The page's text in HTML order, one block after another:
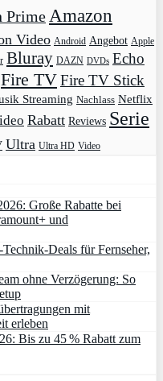
PrimeAmazon
Video Android Angebot Apple
Bluray DAZN DVDs Echo
Fire TVFire TV Stick
Streaming Nachlass Netflix
Rabatt Reviews Serie
Ultra Ultra HD Video
Große Rabatte bei
und
Deals für Fernseher,
ohne Verzögerung: So
mit
erleben
Bis zu 45 % Rabatt zum